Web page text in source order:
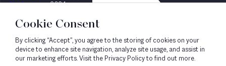
légales
2024
Cookie Consent
By clicking “Accept”, you agree to the storing of cookies on your
device to enhance site navigation, analyze site usage, and assist in
our marketing efforts. Visit the Privacy Policy to find out more.